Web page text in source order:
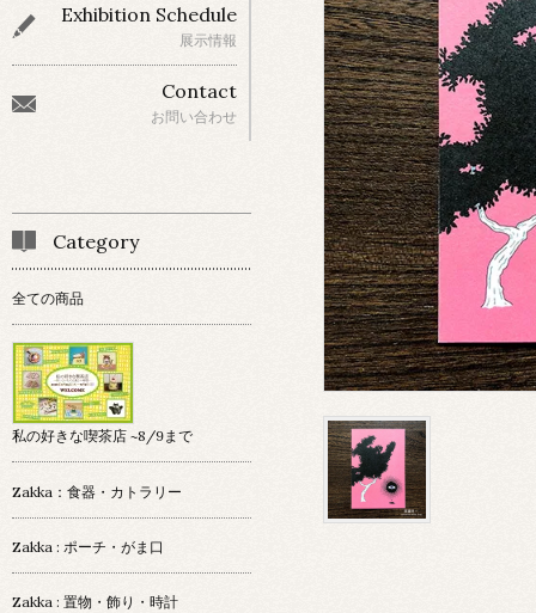
Exhibition Schedule
展示情報
Contact
お問い合わせ
Category
全ての商品
私の好きな喫茶店 ~8/9まで
Zakka：食器・カトラリー
Zakka : ポーチ・がま口
Zakka : 置物・飾り・時計